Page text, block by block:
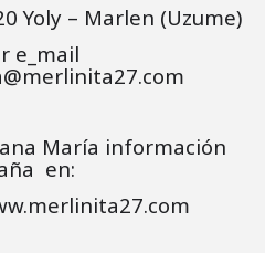
Yoly – Marlen (Uzume)
e_mail
María información
en: